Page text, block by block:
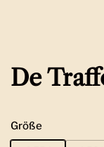
De
Größe